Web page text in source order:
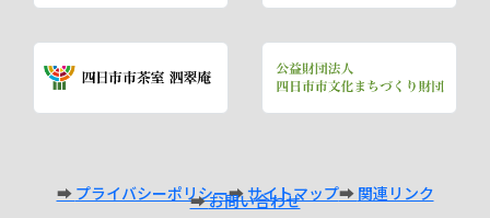
プライバシーポリシー サイトマップ 関連リンク
お問い合わせ